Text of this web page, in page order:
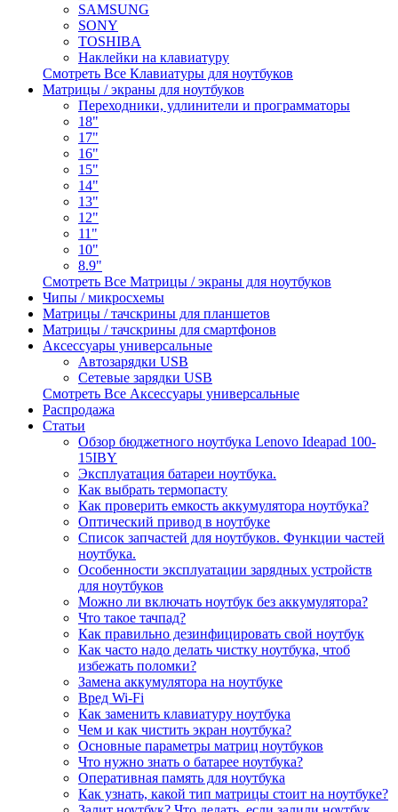
SAMSUNG
SONY
TOSHIBA
Наклейки на клавиатуру
Смотреть Все Клавиатуры для ноутбуков
Матрицы / экраны для ноутбуков
Переходники, удлинители и программаторы
18"
17"
16"
15"
14"
13"
12"
11"
10"
8.9"
Смотреть Все Матрицы / экраны для ноутбуков
Чипы / микросхемы
Матрицы / тачскрины для планшетов
Матрицы / тачскрины для смартфонов
Аксессуары универсальные
Автозарядки USB
Сетевые зарядки USB
Смотреть Все Аксессуары универсальные
Распродажа
Статьи
Обзор бюджетного ноутбука Lenovo Ideapad 100-
15IBY
Эксплуатация батареи ноутбука.
Как выбрать термопасту
Как проверить емкость аккумулятора ноутбука?
Оптический привод в ноутбуке
Список запчастей для ноутбуков. Функции частей
ноутбука.
Особенности эксплуатации зарядных устройств
для ноутбуков
Можно ли включать ноутбук без аккумулятора?
Что такое тачпад?
Как правильно дезинфицировать свой ноутбук
Как часто надо делать чистку ноутбука, чтоб
избежать поломки?
Замена аккумулятора на ноутбуке
Вред Wi-Fi
Как заменить клавиатуру ноутбука
Чем и как чистить экран ноутбука?
Основные параметры матриц ноутбуков
Что нужно знать о батарее ноутбука?
Оперативная память для ноутбука
Как узнать, какой тип матрицы стоит на ноутбуке?